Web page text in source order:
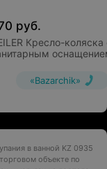
руб.
Кресло-коляска
«Bazarchik»
в ванной KZ 0935
объекте по